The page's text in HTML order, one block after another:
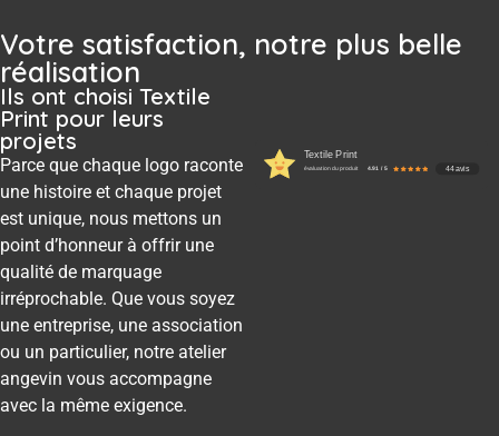
Votre satisfaction, notre plus belle
réalisation
Ils ont choisi Textile
Print pour leurs
projets
Parce que chaque logo raconte
une histoire et chaque projet
est unique, nous mettons un
point d’honneur à offrir une
qualité de marquage
irréprochable. Que vous soyez
une entreprise, une association
ou un particulier, notre atelier
angevin vous accompagne
avec la même exigence.
Textile Print
évaluation du produit 4.91 / 5 44 avis